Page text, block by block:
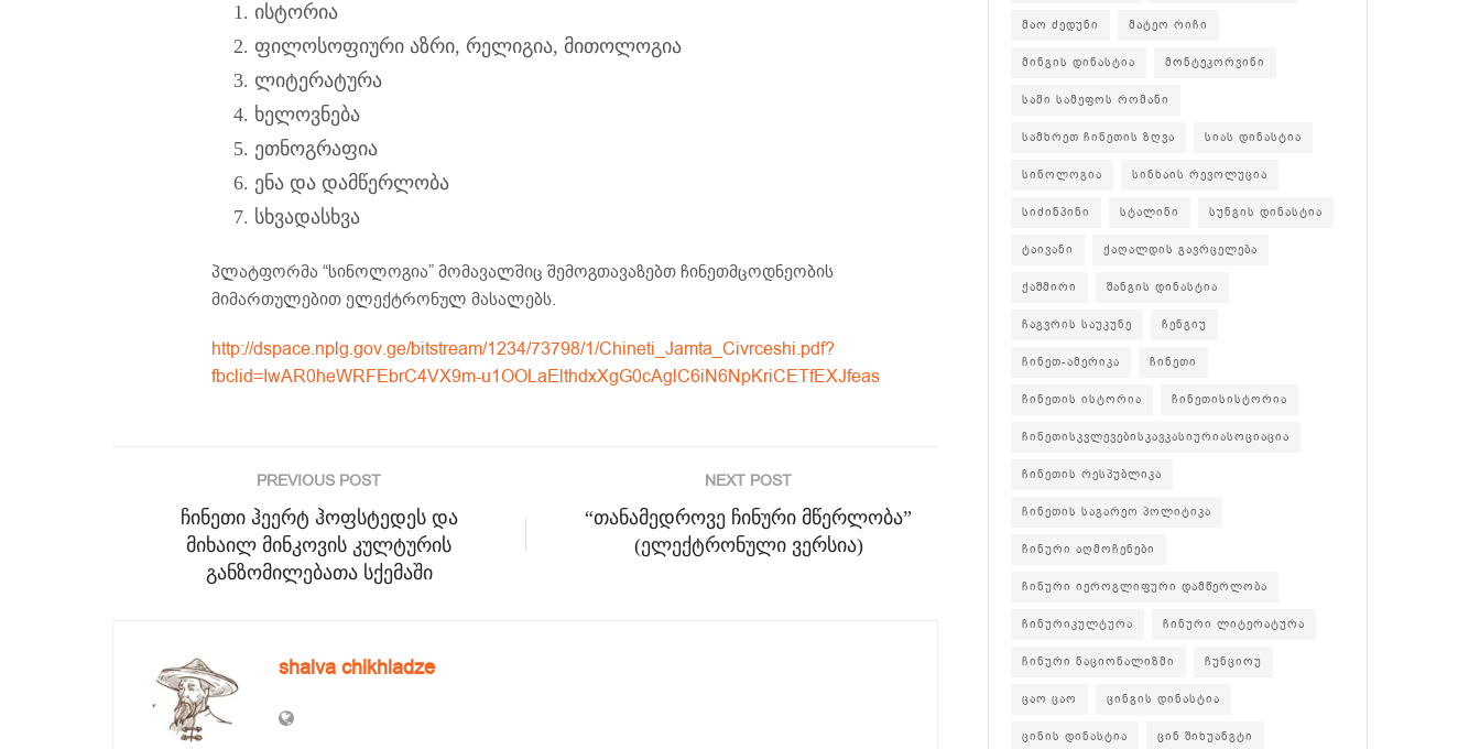
ისტორია
ფილოსოფიური აზრი, რელიგია, მითოლოგია
ლიტერატურა
ხელოვნება
ეთნოგრაფია
ენა და დამწერლობა
სხვადასხვა
პლატფორმა “სინოლოგია” მომავალშიც შემოგთავაზებთ ჩინეთმცოდნეობის
მიმართულებით ელექტრონულ მასალებს.
http://dspace.nplg.gov.ge/bitstream/1234/73798/1/Chineti_Jamta_Civrceshi.pdf?
fbclid=IwAR0heWRFEbrC4VX9m-u1OOLaElthdxXgG0cAglC6iN6NpKriCETfEXJfeas
PREVIOUS POST
ჩინეთი ჰეერტ ჰოფსტედეს და
მიხაილ მინკოვის კულტურის
განზომილებათა სქემაში
NEXT POST
“თანამედროვე ჩინური მწერლობა”
(ელექტრონული ვერსია)
shalva chikhladze
მაო ძედუნი მატეო რიჩი
მინგის დინასტია მონტეკორვინი
სამი სამეფოს რომანი
სამხრეთ ჩინეთის ზღვა სიას დინასტია
სინოლოგია სინხაის რევოლუცია
სიძინპინი სტალინი სუნგის დინასტია
ტაივანი ქაღალდის გავრცელება
ქაშმირი შანგის დინასტია
ჩაგვრის საუკუნე ჩენგიუ
ჩინეთ-ამერიკა ჩინეთი
ჩინეთის ისტორია ჩინეთისისტორია
ჩინეთისკვლევებისკავკასიურიასოციაცია
ჩინეთის რესპუბლიკა
ჩინეთის საგარეო პოლიტიკა
ჩინური აღმოჩენები
ჩინური იეროგლიფური დამწერლობა
ჩინურიკულტურა ჩინური ლიტერატურა
ჩინური ნაციონალიზმი ჩუნციოუ
ცაო ცაო ცინგის დინასტია
ცინის დინასტია ცინ შიხუანგტი